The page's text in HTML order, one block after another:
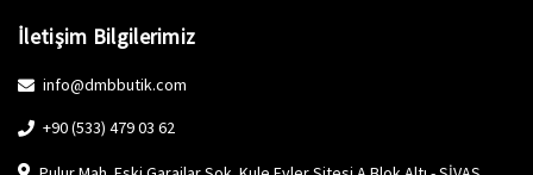
İletişim Bilgilerimiz
info@dmbbutik.com
+90 (533) 479 03 62